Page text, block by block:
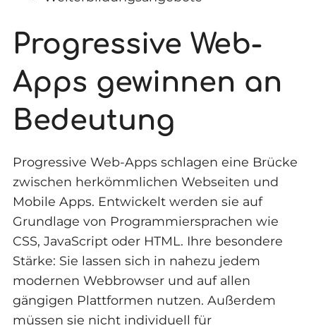
Progressive Web-
Apps gewinnen an
Bedeutung
Progressive Web-Apps schlagen eine Brücke
zwischen herkömmlichen Webseiten und
Mobile Apps. Entwickelt werden sie auf
Grundlage von Programmiersprachen wie
CSS, JavaScript oder HTML. Ihre besondere
Stärke: Sie lassen sich in nahezu jedem
modernen Webbrowser und auf allen
gängigen Plattformen nutzen. Außerdem
müssen sie nicht individuell für